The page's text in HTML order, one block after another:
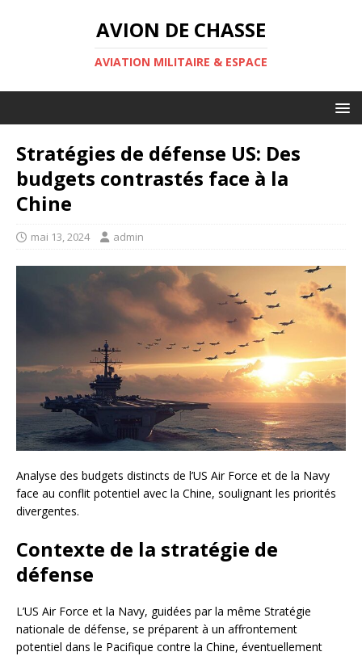
AVION DE CHASSE
AVIATION MILITAIRE & ESPACE
Stratégies de défense US: Des
budgets contrastés face à la
Chine
mai 13, 2024 admin
Analyse des budgets distincts de l’US Air Force et de la Navy
face au conflit potentiel avec la Chine, soulignant les priorités
divergentes.
Contexte de la stratégie de
défense
L’US Air Force et la Navy, guidées par la même Stratégie
nationale de défense, se préparent à un affrontement
potentiel dans le Pacifique contre la Chine, éventuellement